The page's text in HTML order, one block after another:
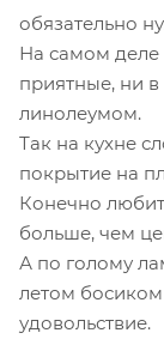
обязательно
На самом
приятные, ни
линолеумом.
Так на кухне
покрытие на
Конечно
больше, чем
А по голому
летом
удовольствие.